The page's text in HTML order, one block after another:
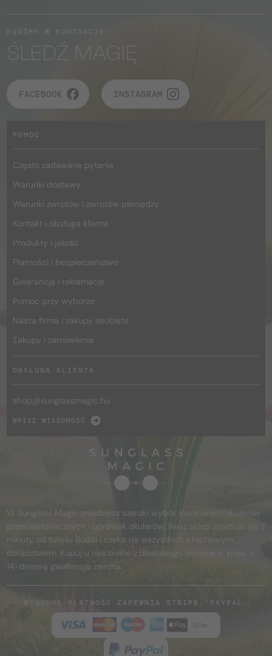
ŚLEDŹ MAGIĘ
FACEBOOK INSTAGRAM
POMOC
Często zadawane pytania
Warunki dostawy
Warunki zwrotów i zwrotów pieniędzy
Kontakt i obsługa klienta
Produkty i jakość
Płatności i bezpieczeństwo
Gwarancja i reklamacje
Pomoc przy wyborze
Nasza firma i zakupy osobiste
Zakupy i zamówienia
OBSŁUGA KLIENTA
shop@sunglassmagic.hu
WPISZ WIADOMOŚĆ
W Sunglass Magic znajdziesz szeroki wybór markowych okularów
przeciwsłonecznych i oprawek okularów. Nasz sklep znajduje się 2
minuty od tunelu Budai i czeka na wszystkich z fachowym
doradztwem. Kupuj u nas online z dowolnego miejsca w kraju, z
14-dniową gwarancją zwrotu.
WYGODNĄ PŁATNOŚĆ ZAPEWNIA STRIPE, PAYPAL.